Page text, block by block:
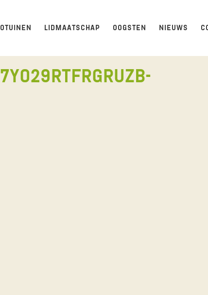
LIDMAATSCHAP OOGSTEN NIEUWS